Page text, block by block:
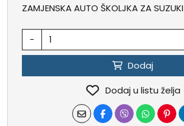
ZAMJENSKA AUTO ŠKOLJKA ZA SUZUKI
-
Dodaj
Dodaj u listu želja